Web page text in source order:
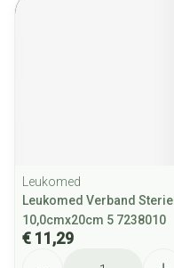
Leukomed
Leukomed Verband Steriel
10,0cmx20cm 5 7238010
€ 11,29